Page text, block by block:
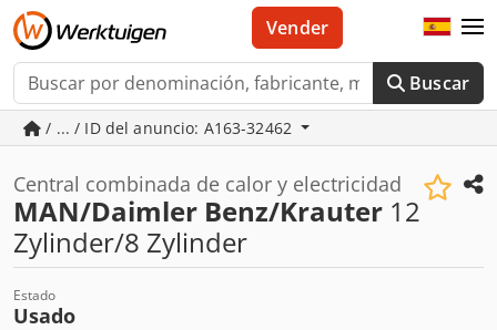
Buscar
Vender
/ ... / ID del anuncio: A163-32462
Central combinada de calor y electricidad
MAN/Daimler Benz/Krauter 12
Zylinder/8 Zylinder
Estado
Usado